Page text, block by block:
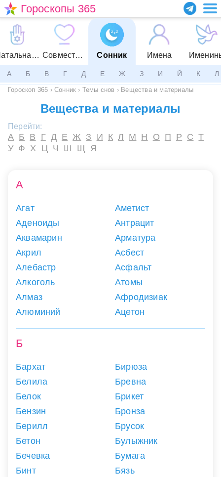
Гороскопы 365
Натальная карта Совместимость Сонник Имена
А Б В Г Д Е Ж З И Й К Л
Гороскоп 365 › Сонник › Темы снов › Вещества и материалы
Вещества и материалы
Перейти:
А Б В Г Д Е Ж З И К Л М Н О П Р С Т
У Ф Х Ц Ч Ш Щ Я
А
Агат
Аденоиды
Аквамарин
Акрил
Алебастр
Алкоголь
Алмаз
Алюминий
Аметист
Антрацит
Арматура
Асбест
Асфальт
Атомы
Афродизиак
Ацетон
Б
Бархат
Белила
Белок
Бензин
Берилл
Бетон
Бечевка
Бинт
Бирюза
Бревна
Брикет
Бронза
Брусок
Булыжник
Бумага
Бязь